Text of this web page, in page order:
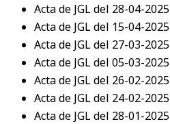
Acta de JGL del 28-04-2025
Acta de JGL del 15-04-2025
Acta de JGL del 27-03-2025
Acta de JGL del 05-03-2025
Acta de JGL del 26-02-2025
Acta de JGL del 24-02-2025
Acta de JGL del 28-01-2025